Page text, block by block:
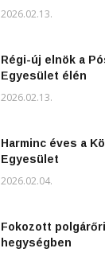
2026.02.13.
Régi-új elnök a
Egyesület élén
2026.02.13.
Harminc éves a
Egyesület
2026.02.04.
Fokozott
hegységben